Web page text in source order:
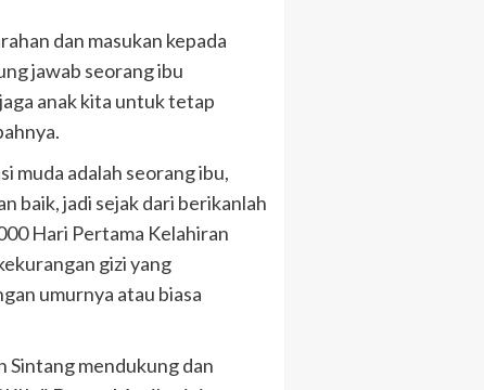
dan masukan kepada
jawab seorang ibu
anak kita untuk tetap
muda adalah seorang ibu,
baik, jadi sejak dari berikanlah
Hari Pertama Kelahiran
gizi yang
umurnya atau biasa
Sintang mendukung dan